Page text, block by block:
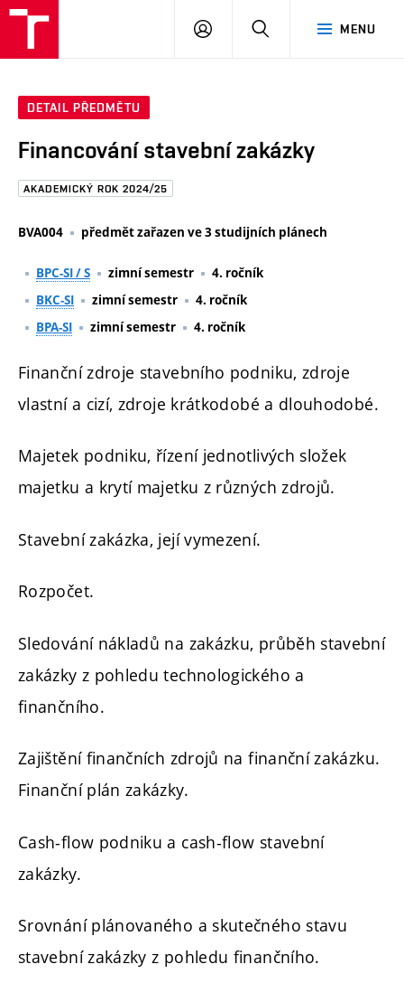
Brno
MENU
PŘIHLÁSIT
DETAIL PŘEDMĚTU
Financování stavební zakázky
AKADEMICKÝ ROK 2024/25
BVA004 předmět zařazen ve 3 studijních plánech
BPC-SI / S zimní semestr
4. ročník
BKC-SI
zimní semestr
4. ročník
BPA-SI
zimní semestr 4. ročník
Finanční zdroje stavebního podniku, zdroje
vlastní a cizí, zdroje krátkodobé a dlouhodobé.
Majetek podniku, řízení jednotlivých složek
majetku a krytí majetku z různých zdrojů.
Stavební zakázka, její vymezení.
Rozpočet.
Sledování nákladů na zakázku, průběh stavební
zakázky z pohledu technologického a
finančního.
Zajištění finančních zdrojů na finanční zakázku.
Finanční plán zakázky.
Cash-flow podniku a cash-flow stavební
zakázky.
Srovnání plánovaného a skutečného stavu
stavební zakázky z pohledu finančního.